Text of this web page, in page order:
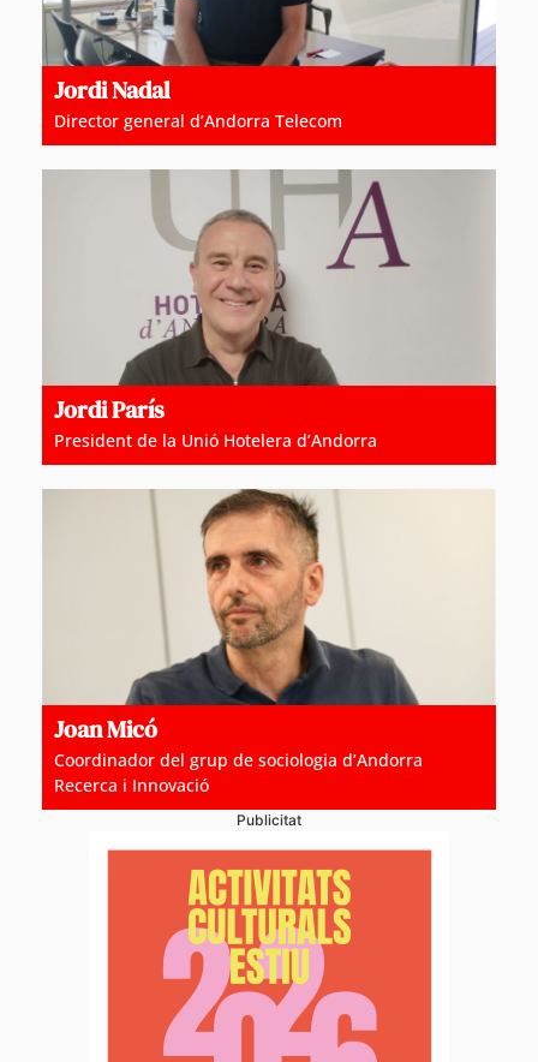
Jordi Nadal
Director general d’Andorra Telecom
Jordi París
President de la Unió Hotelera d’Andorra
Joan Micó
Coordinador del grup de sociologia d’Andorra
Recerca i Innovació
Publicitat